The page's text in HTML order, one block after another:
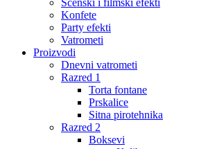
Scenski i filmski efekti
Konfete
Party efekti
Vatrometi
Proizvodi
Dnevni vatrometi
Razred 1
Torta fontane
Prskalice
Sitna pirotehnika
Razred 2
Boksevi